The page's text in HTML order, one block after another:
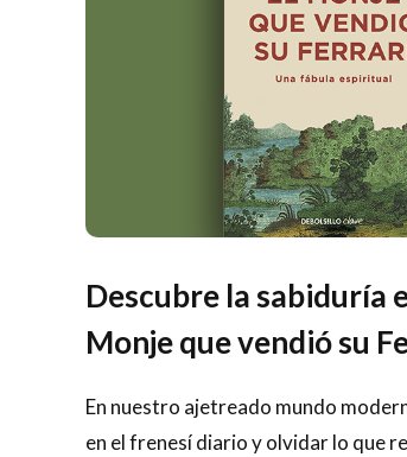
Descubre la sabiduría
Monje que vendió su
En nuestro ajetreado mundo
en el frenesí diario y olvidar lo que